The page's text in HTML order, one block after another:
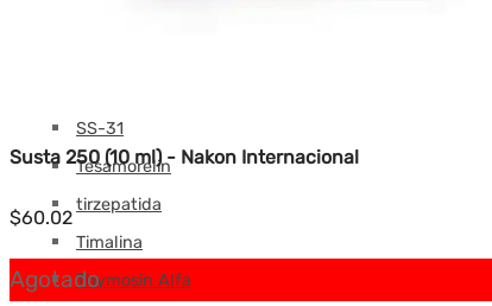
SS-31
Tesamorelin
tirzepatida
Timalina
Thymosin Alfa
Susta 250 (10 ml) - Nakon Internacional
$60.02
Agotado